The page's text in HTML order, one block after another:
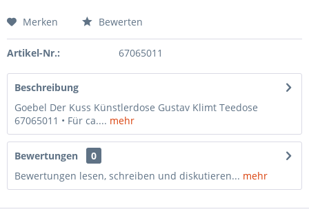
Merken Bewerten
Artikel-Nr.: 67065011
Beschreibung
Goebel Der Kuss Künstlerdose Gustav Klimt Teedose
67065011 • Für ca.... mehr
Bewertungen
0
Bewertungen lesen, schreiben und diskutieren... mehr